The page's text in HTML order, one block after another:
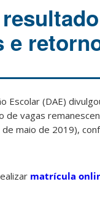
e
Escolar (DAE)
de vagas
maio de 2019),
matrícula